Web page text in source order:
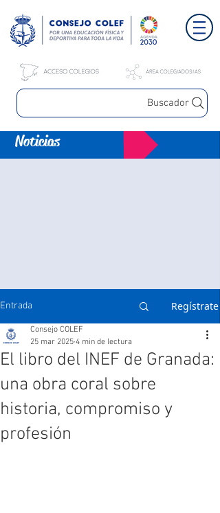
Buscador
Noticias
Entrada Regístrate
El libro del INEF de Granada:
una obra coral sobre
historia, compromiso y
profesión
Consejo COLEF
25 mar 2025 4 min de lectura